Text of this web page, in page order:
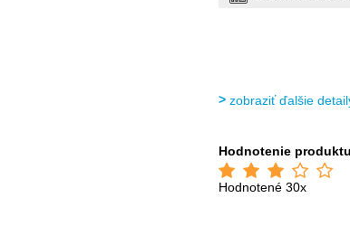
zobraziť ďalšie
Hodnotenie produktu
Hodnotené 30x